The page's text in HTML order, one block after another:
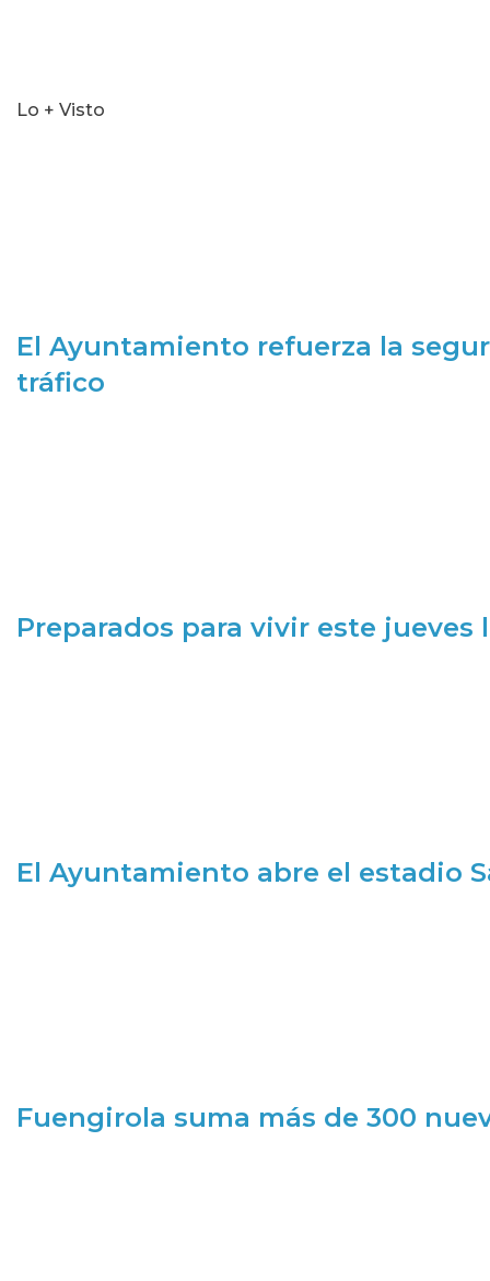
Lo + Visto
El Ayuntamiento refuerza la
tráfico
Preparados para vivir este jueves
El Ayuntamiento abre el estadio
Fuengirola suma más de 300